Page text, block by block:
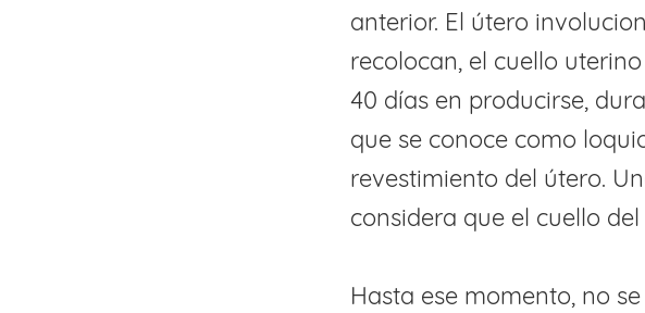
anterior. El útero
recolocan, el cuello
40 días en producirse,
que se conoce como
revestimiento del útero.
considera que el cuello
Hasta ese momento, no